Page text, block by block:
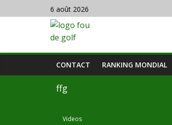
6 août 2026
CONTACT RANKING MONDIAL
ffg
Videos